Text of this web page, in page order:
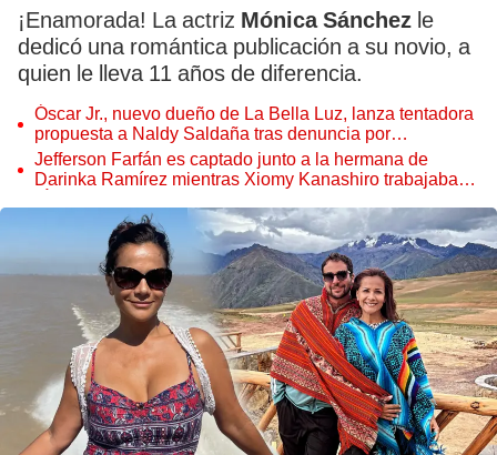
¡Enamorada! La actriz Mónica Sánchez le
dedicó una romántica publicación a su novio, a
quien le lleva 11 años de diferencia.
Óscar Jr., nuevo dueño de La Bella Luz, lanza tentadora
propuesta a Naldy Saldaña tras denuncia por
tocamientos
Jefferson Farfán es captado junto a la hermana de
Darinka Ramírez mientras Xiomy Kanashiro trabajaba: